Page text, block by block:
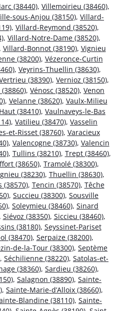
(38440), Villemoirieu (38460),
sous-Anjou (38150), Villard-
, Villard-Reymond (38520),
, Villard-Notre-Dame (38520),
Villard-Bonnot (38190), Vignieu
(38200), Vézeronce-Curtin
, Veyrins-Thuellin (38630),
(38390), Vernioz (38150),
, Vénosc (38520), Venon
, Velanne (38620), Vaulx-Milieu
(38410), Vaulnaveys-le-Bas
, Vatilieu (38470), Vasselin
et-Risset (38760), Varacieux
, Valencogne (38730), Valencin
, Tullins (38210), Trept (38460),
(38650), Tramolé (38300),
(38230), Thuellin (38630),
(38570), Tencin (38570), Têche
, Succieu (38300), Sousville
, Soleymieu (38460), Sinard
Siévoz (38350), Siccieu (38460),
(38180), Seyssinet-Pariset
(38470), Serpaize (38200),
de-la-Tour (38300), Septème
, Séchilienne (38220), Satolas-et-
(38360), Sardieu (38260),
, Salagnon (38890), Sainte-
, Sainte-Marie-d’Alloix (38660),
Blandine (38110), Sainte-